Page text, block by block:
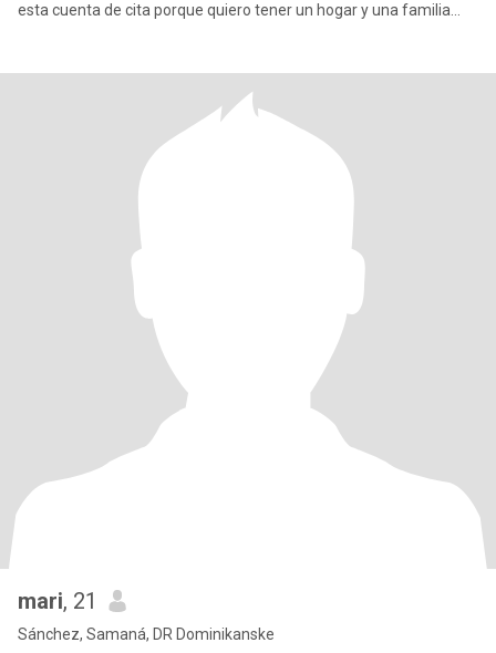
esta cuenta de cita porque quiero tener un hogar y una familia
mari, 21
Sánchez, Samaná, DR Dominikanske